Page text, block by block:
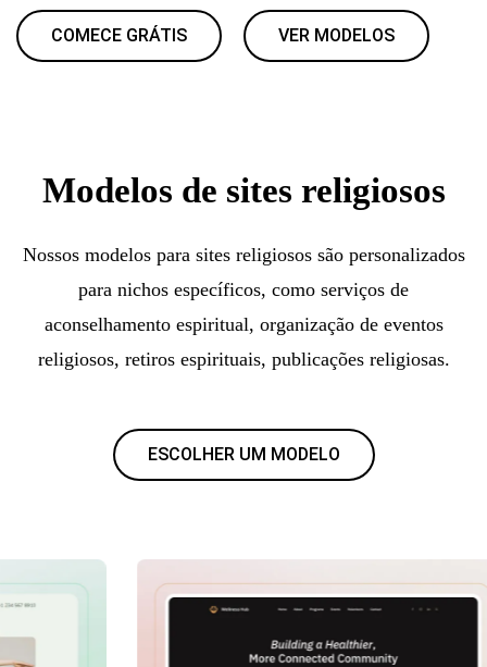
COMECE GRÁTIS VER MODELOS
Modelos de sites religiosos
Nossos modelos para sites religiosos são personalizados
para nichos específicos, como serviços de
aconselhamento espiritual, organização de eventos
religiosos, retiros espirituais, publicações religiosas.
ESCOLHER UM MODELO